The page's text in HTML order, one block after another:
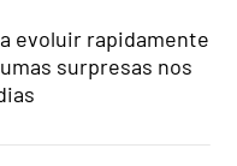
evoluir rapidamente
surpresas nos